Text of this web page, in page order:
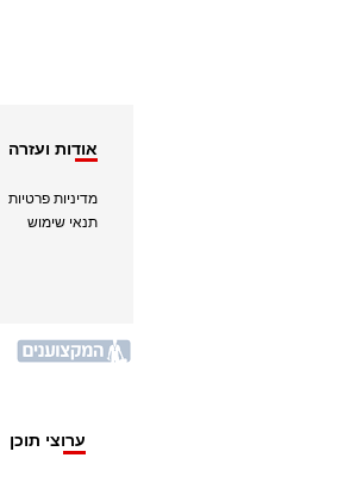
אודות ועזרה
מדיניות פרטיות
תנאי שימוש
ערוצי תוכן